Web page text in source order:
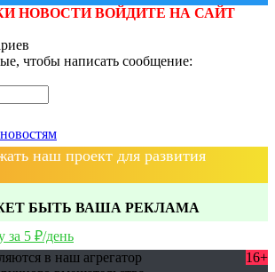
НОВОСТИ ВОЙДИТЕ НА САЙТ
чтобы написать сообщение:
наш проект для развития
БЫТЬ ВАША РЕКЛАМА
за 5 ₽/день
в наш агрегатор
16+